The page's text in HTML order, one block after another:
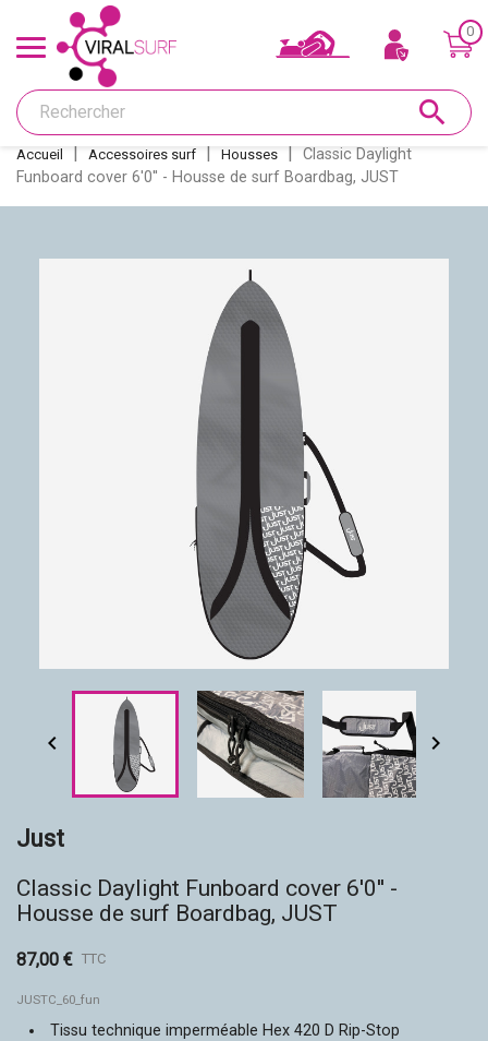
Offres & Carte cadeau
Shape
Glass
Dérives et inserts
Accessoires
Eco-friendly
0
search
Accueil Accessoires surf Housses
Classic Daylight
Funboard cover 6'0'' - Housse de surf Boardbag, JUST
 
Just
Classic Daylight Funboard cover 6'0'' -
Housse de surf Boardbag, JUST
87,00 € TTC
JUSTC_60_fun
Tissu technique imperméable Hex 420 D Rip-Stop